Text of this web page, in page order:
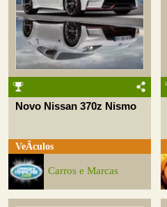
Novo Nissan 370z Nismo
VeÃ­culos
Carros e Marcas